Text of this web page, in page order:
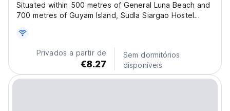
Situated within 500 metres of General Luna Beach and
700 metres of Guyam Island, Sudla Siargao Hostel
bathroom in General Luna. Free private parking is
available and the hostel also provides bike hire for...
Privados a partir de
€8.27
Sem dormitórios
disponíveis